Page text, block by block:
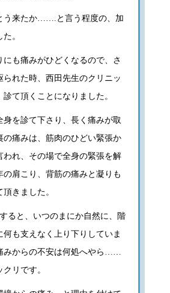
う来たか…….と言う程度の、加
。
にも痛みがひどくなるので、さ
られた時、西田先生のクリニッ
て頂くことになりました。
身を診て下さり、長く痛みが取
の痛みは、筋肉のひどい緊張か
われ、その場で全身の緊張を解
の肩こり、背筋の痛みと凝りも
きました。
ると、いつのまにか自然に、階
何も支えなく上り下りしていま
みからの不安は何処へやら……
リです。